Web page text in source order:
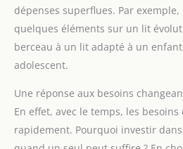
dépenses superflues. Par
quelques éléments sur un lit
berceau à un lit adapté à un
adolescent.
Une réponse aux besoins
En effet, avec le temps, les
rapidement. Pourquoi investir